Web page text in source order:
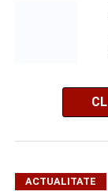
ACTUALITATE